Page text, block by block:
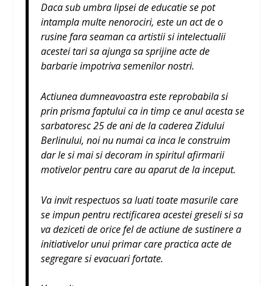
Daca sub umbra lipsei de educatie se pot
intampla multe nenorociri, este un act de o
rusine fara seaman ca artistii si intelectualii
acestei tari sa ajunga sa sprijine acte de
barbarie impotriva semenilor nostri.
Actiunea dumneavoastra este reprobabila si
prin prisma faptului ca in timp ce anul acesta se
sarbatoresc 25 de ani de la caderea Zidului
Berlinului, noi nu numai ca inca le construim
dar le si mai si decoram in spiritul afirmarii
motivelor pentru care au aparut de la inceput.
Va invit respectuos sa luati toate masurile care
se impun pentru rectificarea acestei greseli si sa
va deziceti de orice fel de actiune de sustinere a
initiativelor unui primar care practica acte de
segregare si evacuari fortate.